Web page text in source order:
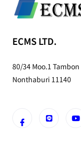
ECMS LTD.
80/34 Moo.1
Nonthaburi 11140